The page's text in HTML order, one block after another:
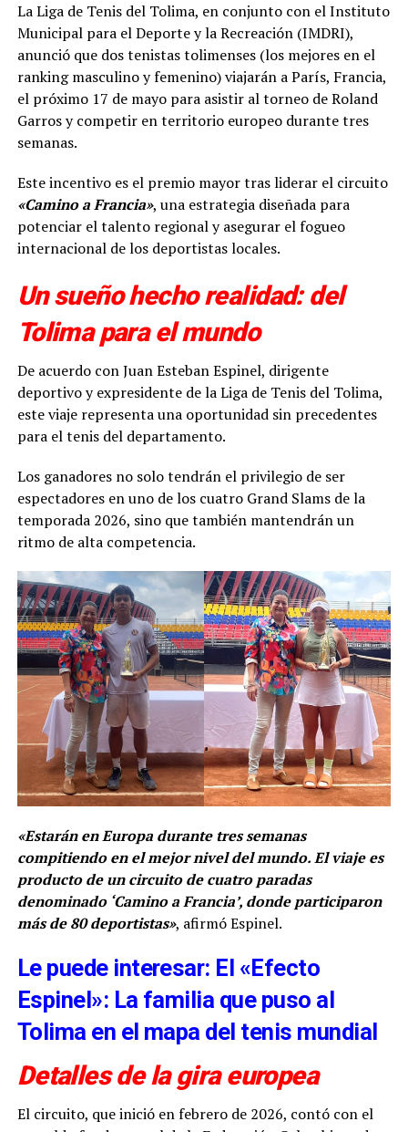
La Liga de Tenis del Tolima, en conjunto con el Instituto
Municipal para el Deporte y la Recreación (IMDRI),
anunció que dos tenistas tolimenses (los mejores en el
ranking masculino y femenino) viajarán a París, Francia,
el próximo 17 de mayo para asistir al torneo de Roland
Garros y competir en territorio europeo durante tres
semanas.
Este incentivo es el premio mayor tras liderar el circuito
«Camino a Francia», una estrategia diseñada para
potenciar el talento regional y asegurar el fogueo
internacional de los deportistas locales.
Un sueño hecho realidad: del
Tolima para el mundo
De acuerdo con Juan Esteban Espinel, dirigente
deportivo y expresidente de la Liga de Tenis del Tolima,
este viaje representa una oportunidad sin precedentes
para el tenis del departamento.
Los ganadores no solo tendrán el privilegio de ser
espectadores en uno de los cuatro Grand Slams de la
temporada 2026, sino que también mantendrán un
ritmo de alta competencia.
«Estarán en Europa durante tres semanas
compitiendo en el mejor nivel del mundo. El viaje es
producto de un circuito de cuatro paradas
denominado ‘Camino a Francia’, donde participaron
más de 80 deportistas», afirmó Espinel.
Le puede interesar: El «Efecto
Espinel»: La familia que puso al
Tolima en el mapa del tenis mundial
Detalles de la gira europea
El circuito, que inició en febrero de 2026, contó con el